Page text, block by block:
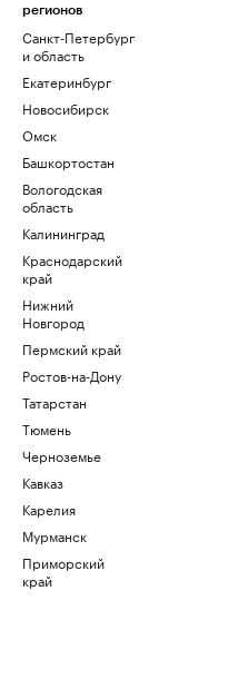
регионов
Санкт-Петербург
и область
Екатеринбург
Новосибирск
Омск
Башкортостан
Вологодская
область
Калининград
Краснодарский
край
Нижний
Новгород
Пермский край
Ростов-на-Дону
Татарстан
Тюмень
Черноземье
Кавказ
Карелия
Мурманск
Приморский
край